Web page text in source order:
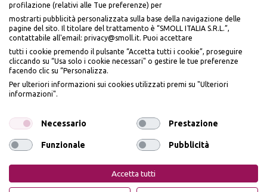
Accettiamo
Seguici sui social
Privacy Policy Cookie Policy
profilazione (relativi alle Tue preferenze) per
mostrarti pubblicità personalizzata sulla base della navigazione delle
pagine del sito. Il titolare del trattamento è “SMOLL ITALIA S.R.L.”,
contattabile all'email: privacy@smoll.it. Puoi accettare
tutti i cookie premendo il pulsante “Accetta tutti i cookie”, proseguire
cliccando su “Usa solo i cookie necessari" o gestire le tue preferenze
facendo clic su “Personalizza.
Per ulteriori informazioni sui cookies utilizzati premi su "Ulteriori
informazioni".
Necessario Prestazione
Funzionale Pubblicità
Accetta tutti
BENVENUTO DA
PIÙME
IL10% DI SCONTO
dell’art. 13 del Reg UE 2016/679 e presto il mio consenso a ricevere email
promozionali. In qualsiasi momento è possibile revocare il consenso